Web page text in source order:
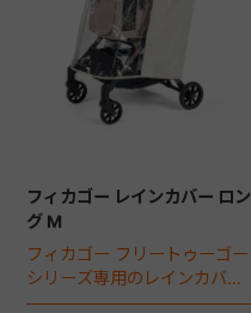
フィカゴー レインカバー ロン
グ M
フィカゴー フリートゥーゴー
シリーズ専用のレインカバ
ー。雨の日のお出かけも安